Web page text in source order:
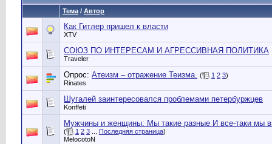
Тема / Автор
Как Гитлер пришел к власти
XTV
СОЮЗ ПО ИНТЕРЕСАМ И АГРЕССИВНАЯ ПОЛИТИКА
Traveler
Опрос: Атеизм – отражение Теизма. ( 1 2 3)
Rinates
Шугалей заинтересовался проблемами петербуржцев
Konffeti
Мужчины и женщины: Мы такие разные И все-таки мы
( 1 2 3 Последняя страница)
MelocotoN